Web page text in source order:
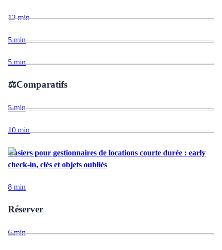
12min
5min
5min
⚖️Comparatifs
5min
10min
Casiers pour gestionnaires de locations courte durée : early
check-in, clés et objets oubliés
8 min
Réserver
6min